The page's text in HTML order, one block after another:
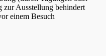
zur Ausstellung behindert
einem Besuch